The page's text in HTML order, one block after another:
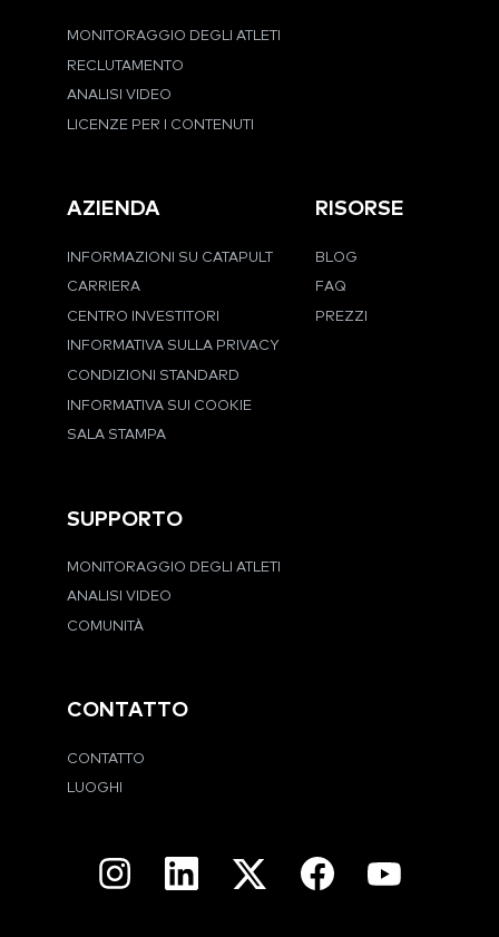
MONITORAGGIO DEGLI ATLETI
RECLUTAMENTO
ANALISI VIDEO
LICENZE PER I CONTENUTI
AZIENDA
INFORMAZIONI SU CATAPULT
CARRIERA
CENTRO INVESTITORI
INFORMATIVA SULLA PRIVACY
CONDIZIONI STANDARD
INFORMATIVA SUI COOKIE
SALA STAMPA
RISORSE
BLOG
FAQ
PREZZI
SUPPORTO
MONITORAGGIO DEGLI ATLETI
ANALISI VIDEO
COMUNITÀ
CONTATTO
CONTATTO
LUOGHI